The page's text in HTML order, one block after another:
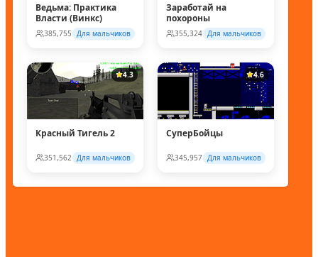
Ведьма: Практика
Власти (Винкс)
385,755 Для мальчиков
Заработай на
похороны
355,324 Для мальчиков
4.3
Красный Тигель 2
351,562 Для мальчиков
4.6
СуперБойцы
345,957 Для мальчиков